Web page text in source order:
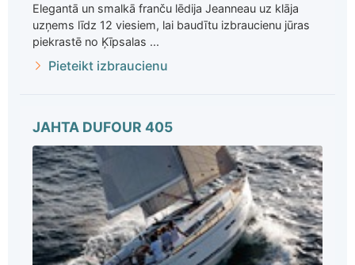
Elegantā un smalkā franču lēdija Jeanneau uz klāja
uzņems līdz 12 viesiem, lai baudītu izbraucienu jūras
piekrastē no Ķīpsalas ...
Pieteikt izbraucienu
JAHTA DUFOUR 405